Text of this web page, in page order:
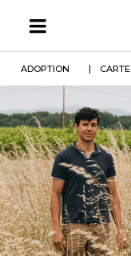
contenu
ADOPTION